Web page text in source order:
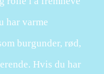
har varme
burgunder, rød,
Hvis du har